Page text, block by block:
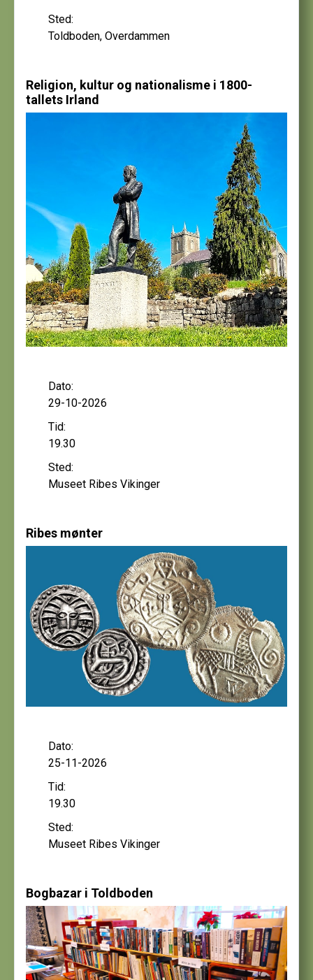
Sted:
Toldboden, Overdammen
Religion, kultur og nationalisme i 1800-
tallets Irland
Dato:
29-10-2026
Tid:
19.30
Sted:
Museet Ribes Vikinger
Ribes mønter
Dato:
25-11-2026
Tid:
19.30
Sted:
Museet Ribes Vikinger
Bogbazar i Toldboden